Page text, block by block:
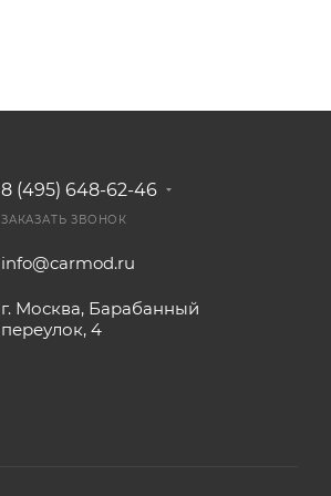
8 (495) 648-62-46
ЗАКАЗАТЬ ЗВОНОК
info@carmod.ru
г. Москва, Барабанный
переулок, 4